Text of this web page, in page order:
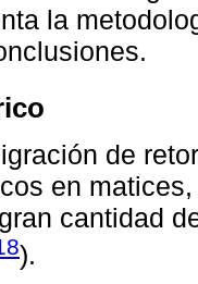
la
de
en
cantidad
).